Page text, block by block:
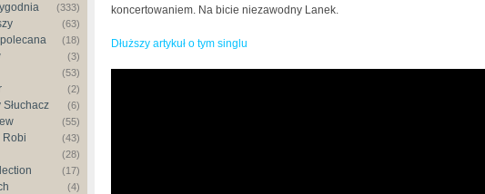
(333)
(63)
polecana (18)
(3)
(53)
(2)
(6)
(55)
Robi (43)
(28)
(17)
(4)
koncertowaniem. Na bicie niezawodny Lanek.
Dłuższy artykuł o tym singlu